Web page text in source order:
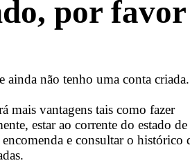
por favor
ainda não tenho uma conta criada.
mais vantagens tais como fazer
estar ao corrente do estado de
encomenda e consultar o histórico